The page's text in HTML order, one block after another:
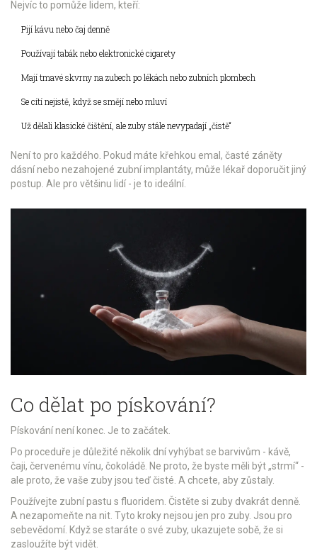
Nejvíc to pomůže lidem, kteří:
Pijí kávu nebo čaj denně
Používají tabák nebo elektronické cigarety
Mají tmavé skvrny na zubech po lékách nebo zubních plombech
Se cítí nejistě, když se smějí nebo mluví
Už dělali klasické čištění, ale zuby stále nevypadají „čistě“
Není to pro každého. Pokud máte křehkou emal, časté záněty
dásní nebo nezahojené zubní implantáty, může lékař doporučit jiný
postup. Ale pro většinu lidí - je to ideální.
Co dělat po pískování?
Pískování není konec. Je to začátek.
Po proceduře je důležité několik dní vyhýbat se barvivům - kávě,
čaji, červenému vínu, čokoládě. Ne proto, že byste měli být „strmí“ -
ale proto, že vaše zuby jsou teď čisté. A chcete, aby zůstaly.
Používejte zubní pastu s fluoridem. Čistěte si zuby dvakrát denně.
A nezapomeňte na nit. Tyto kroky nejsou jen pro zuby. Jsou pro
sebevědomí. Když se staráte o své zuby, ukazujete sobě, že si
zasloužíte být vidět.